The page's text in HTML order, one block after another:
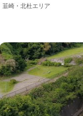
韮崎・北杜エリア